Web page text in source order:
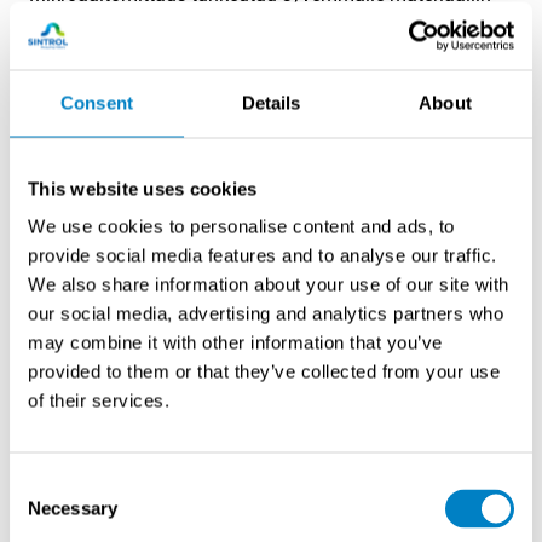
Consent Details About
This website uses cookies
We use cookies to personalise content and ads, to
provide social media features and to analyse our traffic.
We also share information about your use of our site with
our social media, advertising and analytics partners who
may combine it with other information that you’ve
provided to them or that they’ve collected from your use
of their services.
Selection
Necessary
kuin infrapuna ja soveltuu paksujen kerrosten
kosteusmittaukseen. Se toimii hyvin kuumissa
Mikroaaltomittarit vaativat huolellista kalibrointia eri
materiaalityypeille.
Mitkä ovat yleisimmät
virhelähteet
kosteusmittauksessa ja miten
ne vältetään?
Kosteusmittauksen yleisimmät virhelähteet ovat
lämpötilakompensaation puutteet, kontaminaatio,